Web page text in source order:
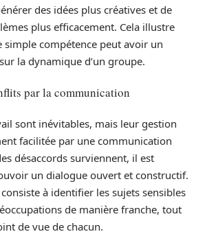
des idées plus créatives et de
plus efficacement. Cela illustre
simple compétence peut avoir un
la dynamique d’un groupe.
par la communication
sont inévitables, mais leur gestion
facilitée par une communication
désaccords surviennent, il est
un dialogue ouvert et constructif.
à identifier les sujets sensibles
de manière franche, tout
de vue de chacun.